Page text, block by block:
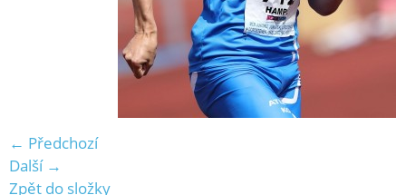
← Předchozí
Další →
Zpět do složky